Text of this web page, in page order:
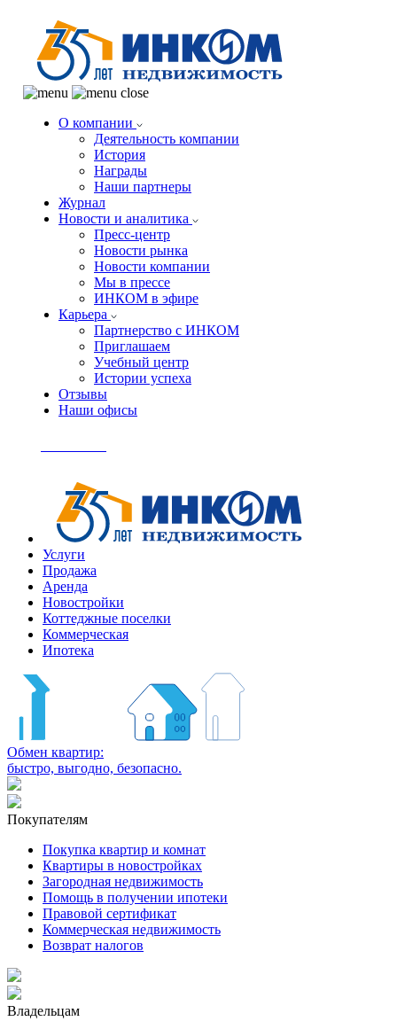
О компании
Деятельность компании
История
Награды
Наши партнеры
Журнал
Новости и аналитика
Пресс-центр
Новости рынка
Новости компании
Мы в прессе
ИНКОМ в эфире
Карьера
Партнерство с ИНКОМ
Приглашаем
Учебный центр
Истории успеха
Отзывы
Наши офисы
Услуги
Продажа
Аренда
Новостройки
Коттеджные поселки
Коммерческая
Ипотека
Обмен квартир:
быстро, выгодно, безопасно.
Покупателям
Покупка квартир и комнат
Квартиры в новостройках
Загородная недвижимость
Помощь в получении ипотеки
Правовой сертификат
Коммерческая недвижимость
Возврат налогов
Владельцам